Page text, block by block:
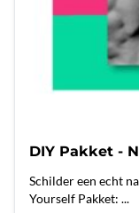
DIY Pakket -
Schilder een echt
Yourself Pakket: ...